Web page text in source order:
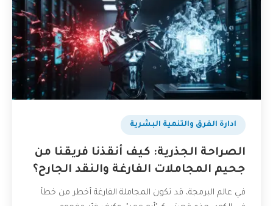
ادارة الفرق والتنمية البشرية
الصراحة الجذرية: كيف أنقذنا فريقنا من
جحيم المجاملات الفارغة والنقد الجارح؟
في عالم البرمجة، قد تكون المجاملة الفارغة أخطر من خطأ